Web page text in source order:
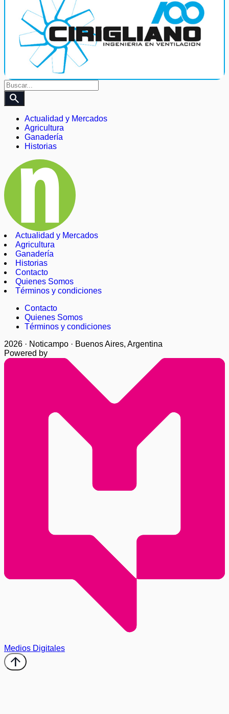
search
Actualidad y Mercados
Agricultura
Ganadería
Historias
Actualidad y Mercados
Agricultura
Ganadería
Historias
Contacto
Quienes Somos
Términos y condiciones
Contacto
Quienes Somos
Términos y condiciones
2026 · Noticampo · Buenos Aires, Argentina
Powered by
Medios Digitales
arrow_upward